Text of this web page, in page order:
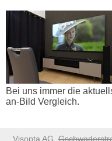
Bei uns immer die
an-Bild Vergleich.
Visopta AG,